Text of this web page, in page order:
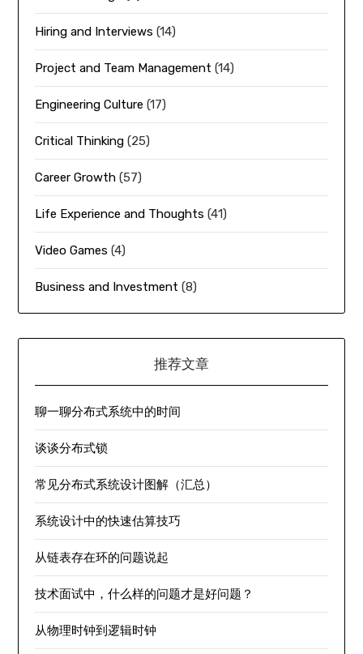
Hiring and Interviews (14)
Project and Team Management (14)
Engineering Culture (17)
Critical Thinking (25)
Career Growth (57)
Life Experience and Thoughts (41)
Video Games (4)
Business and Investment (8)
推荐文章
聊一聊分布式系统中的时间
谈谈分布式锁
常见分布式系统设计图解（汇总）
系统设计中的快速估算技巧
从链表存在环的问题说起
技术面试中，什么样的问题才是好问题？
从物理时钟到逻辑时钟